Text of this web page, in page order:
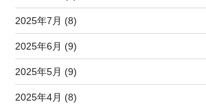
2025年7月 (8)
2025年6月 (9)
2025年5月 (9)
2025年4月 (8)